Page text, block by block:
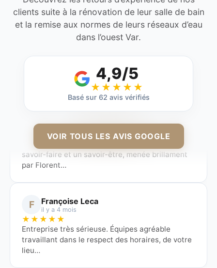
clients suite à la rénovation de leur salle de bain
et la remise aux normes de leurs réseaux d’eau
dans l’ouest Var.
4,9/5
★★★★★
Basé sur 62 avis vérifiés
VOIR TOUS LES AVIS GOOGLE
Fabienne LOMBARD
Excellente entreprise, je recommande les yeux
fermés ! une équipe au top, compétente, avec un
savoir-faire et un savoir-être, menée brillament
par Florent…
F
★★★★★
Entreprise très sérieuse. Équipes agréable
travaillant dans le respect des horaires, de votre
lieu…